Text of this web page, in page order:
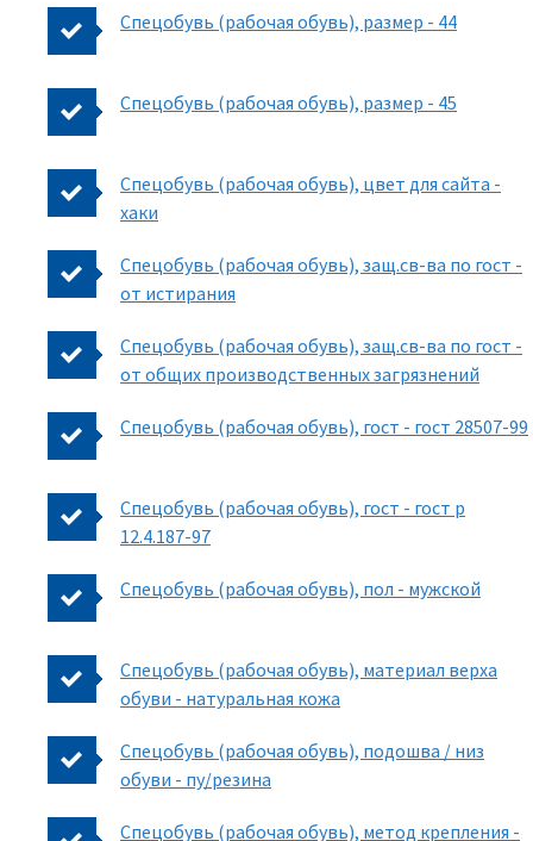
Спецобувь (рабочая обувь), размер - 44
Спецобувь (рабочая обувь), размер - 45
Спецобувь (рабочая обувь), цвет для сайта -
хаки
Спецобувь (рабочая обувь), защ.св-ва по гост -
от истирания
Спецобувь (рабочая обувь), защ.св-ва по гост -
от общих производственных загрязнений
Спецобувь (рабочая обувь), гост - гост 28507-99
Спецобувь (рабочая обувь), гост - гост р
12.4.187-97
Спецобувь (рабочая обувь), пол - мужской
Спецобувь (рабочая обувь), материал верха
обуви - натуральная кожа
Спецобувь (рабочая обувь), подошва / низ
обуви - пу/резина
Спецобувь (рабочая обувь), метод крепления -